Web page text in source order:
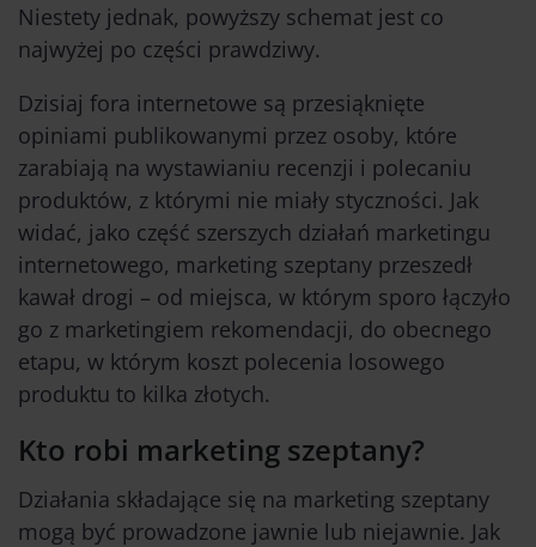
Niestety jednak, powyższy schemat jest co
najwyżej po części prawdziwy.
Dzisiaj fora internetowe są przesiąknięte
opiniami publikowanymi przez osoby, które
zarabiają na wystawianiu recenzji i polecaniu
produktów, z którymi nie miały styczności. Jak
widać, jako część szerszych działań marketingu
internetowego, marketing szeptany przeszedł
kawał drogi – od miejsca, w którym sporo łączyło
go z marketingiem rekomendacji, do obecnego
etapu, w którym koszt polecenia losowego
produktu to kilka złotych.
Kto robi marketing szeptany?
Działania składające się na marketing szeptany
mogą być prowadzone jawnie lub niejawnie. Jak